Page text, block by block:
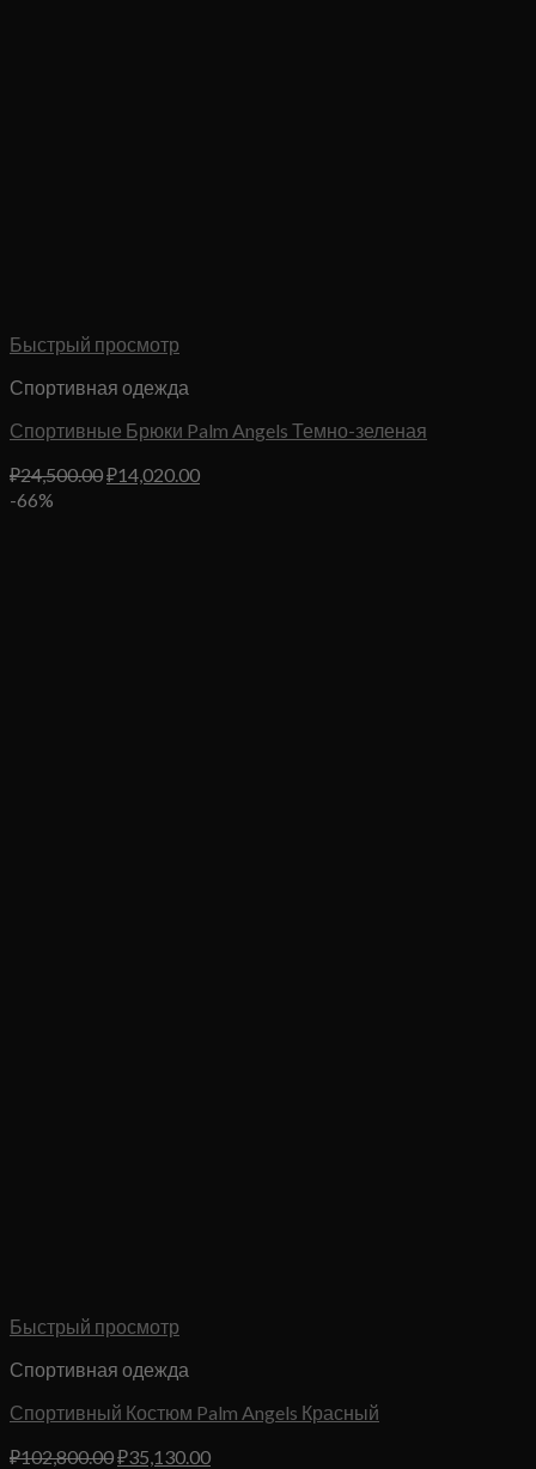
Быстрый просмотр
Спортивная одежда
Спортивные Брюки Palm Angels Темно-зеленая
₽24,500.00Первоначальная
₽14,020.00Текущая
-66%
Быстрый просмотр
Спортивная одежда
Спортивный Костюм Palm Angels Красный
₽102,800.00Первоначальная
₽35,130.00Текущая